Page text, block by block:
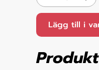
Lägg till i